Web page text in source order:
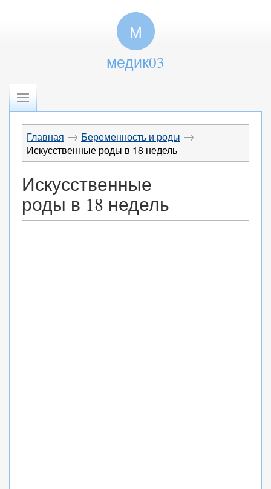
М
медик03
Главная → Беременность и роды →
Искусственные роды в 18 недель
Искусственные
роды в 18 недель